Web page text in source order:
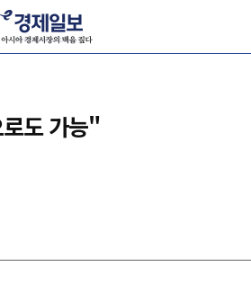
도 가능"